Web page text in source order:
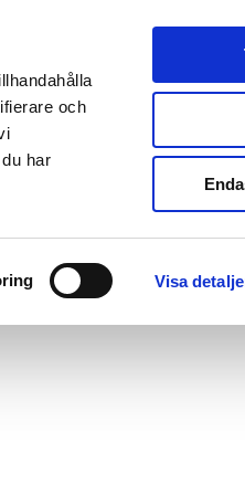
och
har
Visa
Svenska
us EntryScape